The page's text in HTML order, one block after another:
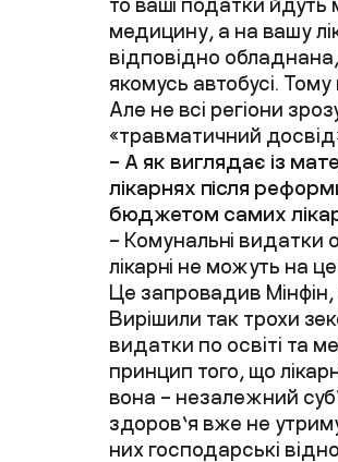
медицину, а на вашу
відповідно
якомусь автобусі.
Але не всі регіони
«травматичний
– А як виглядає із
лікарнях після
бюджетом самих
– Комунальні видатки
лікарні не можуть на
Це запровадив Мінфін,
Вирішили так трохи
видатки по освіті та
принцип того, що
вона – незалежний
здоров’я вже не
них господарські